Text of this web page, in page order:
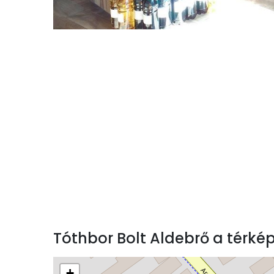
Tóthbor Bolt Aldebrő a